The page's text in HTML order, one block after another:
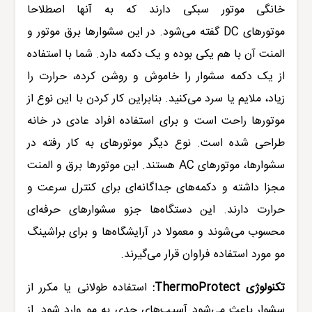
خانگی موتور سبکی دارند که به آنها اصطلاحا
موتورهایDCگفته می‌شود. در این سشوارها برق موتور و
المنت آن با هم یکی بوده و یک دکمه دارد. شما با استفاده
از یک دکمه سشوار را خاموش و روشن کرده، حرارت را
زیاد، ملایم یا سرد می‌کنید. بنابراین کار کردن با این نوع از
موتورها راحت است و برای استفاده افراد عادی در خانه
طراحی شده است. نوع دیگر موتورهای به کار رفته در
سشوارها، موتورهای AC هستند. این موتورها برق و المنت
مجزا داشته و دکمه‌های جداگانه‌ای برای کنترل سرعت و
حرارت دارند. این دستگاه‌ها جزو سشوارهای حرفه‌ای
محسوب می‌شوند و معمولا در آرایشگاه‌ها و برای براشینگ
مو مورد استفاده فراوان قرار می‌گیرند.
تکنولوژی ThermoProtect
:استفاده طولانی یا مکرر از